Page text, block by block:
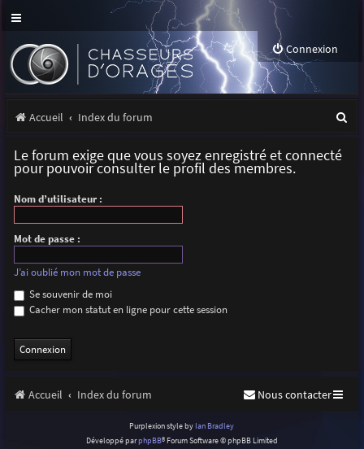
Connexion
Accueil Index du forum
Le forum exige que vous soyez enregistré et connecté
pour pouvoir consulter le profil des membres.
Nom d’utilisateur :
Mot de passe :
J’ai oublié mon mot de passe
Se souvenir de moi
Cacher mon statut en ligne pour cette session
Accueil Index du forum Nous contacter
Purplexion style by Ian Bradley
Développé parphpBB® Forum Software © phpBB Limited